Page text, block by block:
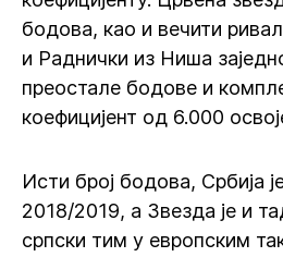
бодова, као и вечити
и Раднички из Ниша
преостале бодове и
коефицијент од 6.000
Исти број бодова, Србија
2018/2019, а Звезда је и
српски тим у европским